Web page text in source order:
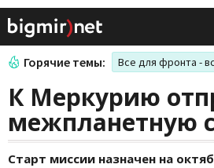
Горячие темы: Все для фронта -
К Меркурию
межпланетную
Старт миссии назначен на